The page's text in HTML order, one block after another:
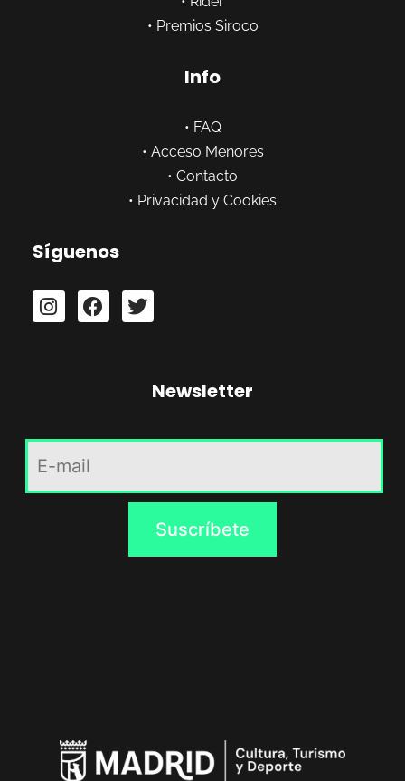
• Premios Siroco
Info
• FAQ
• Acceso Menores
• Contacto
• Privacidad y Cookies
Síguenos
Newsletter